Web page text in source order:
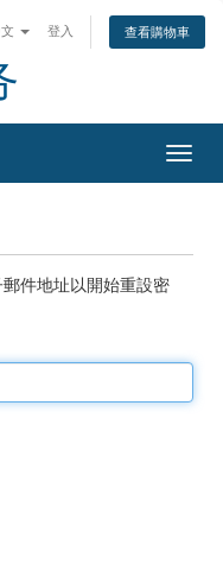
登入 查看購物車
件地址以開始重設密